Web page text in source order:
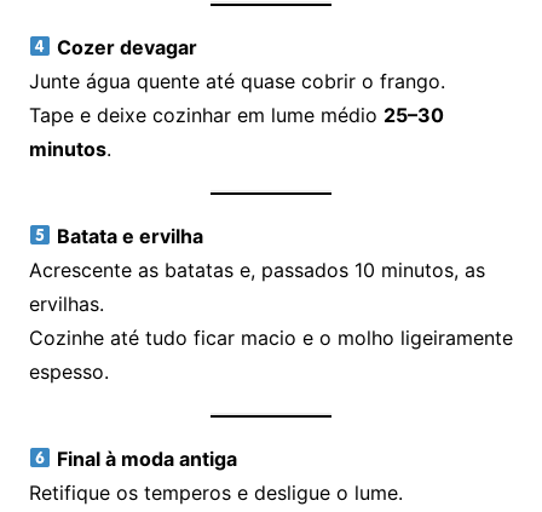
Cozer devagar
Junte água quente até quase cobrir o frango.
Tape e deixe cozinhar em lume médio 25–30
minutos.
Batata e ervilha
Acrescente as batatas e, passados 10 minutos, as
ervilhas.
Cozinhe até tudo ficar macio e o molho ligeiramente
espesso.
Final à moda antiga
Retifique os temperos e desligue o lume.